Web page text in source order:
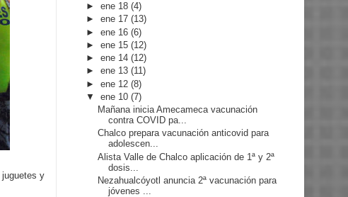
juguetes y
►ene 18(4)
►ene 17(13)
►ene 16(6)
►ene 15(12)
►ene 14(12)
►ene 13(11)
►ene 12(8)
▼ene 10(7)
Mañana inicia Amecameca vacunación
contra COVID pa...
Chalco prepara vacunación anticovid para
adolescen...
Alista Valle de Chalco aplicación de 1ª y 2ª
dosis...
Nezahualcóyotl anuncia 2ª vacunación para
jóvenes ...